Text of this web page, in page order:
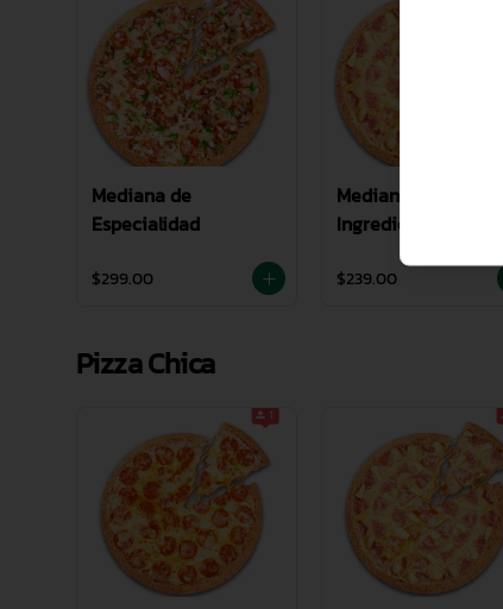
Mediana de
Especialidad
$299.00
Mediana 2 - 4
Ingredientes
$239.00
Pizza Chica